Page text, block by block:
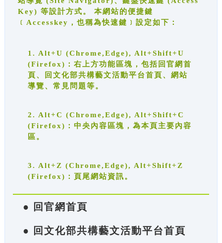
Key) 等設計方式。 本網站的便捷鍵
﹝Accesskey，也稱為快速鍵﹞設定如下：
1. Alt+U (Chrome,Edge), Alt+Shift+U
(Firefox)：右上方功能區塊，包括回官網首
頁、回文化部共構藝文活動平台首頁、網站
導覽、常見問題等。
2. Alt+C (Chrome,Edge), Alt+Shift+C
(Firefox)：中央內容區塊，為本頁主要內容
區。
3. Alt+Z (Chrome,Edge), Alt+Shift+Z
(Firefox)：頁尾網站資訊。
● 回官網首頁
● 回文化部共構藝文活動平台首頁